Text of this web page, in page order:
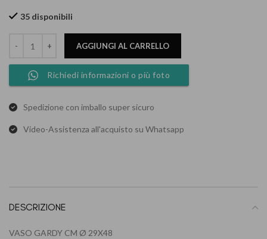
35 disponibili
AGGIUNGI AL CARRELLO
Richiedi informazioni o più foto
Spedizione con imballo super sicuro
Video-Assistenza all'acquisto su Whatsapp
DESCRIZIONE
VASO GARDY CM Ø 29X48